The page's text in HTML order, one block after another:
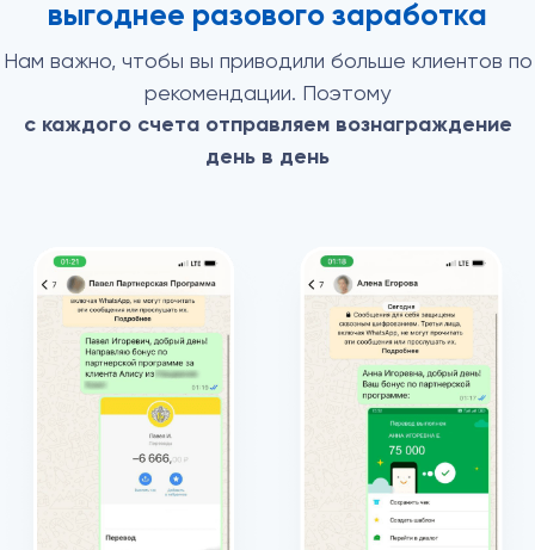
выгоднее разового заработка
Нам важно, чтобы вы приводили больше клиентов по
рекомендации. Поэтому
с каждого счета отправляем вознаграждение
день в день